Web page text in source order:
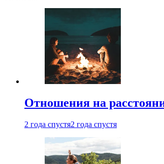
Отношения на
2 года спустя2 года спустя